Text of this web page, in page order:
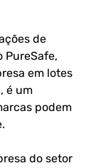
de
PureSafe,
em lotes
é um
podem
do setor